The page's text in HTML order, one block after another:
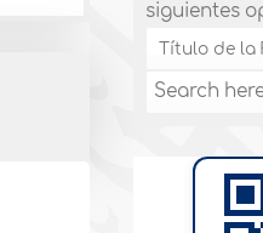
siguientes